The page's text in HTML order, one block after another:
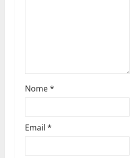
Nome*
Email *